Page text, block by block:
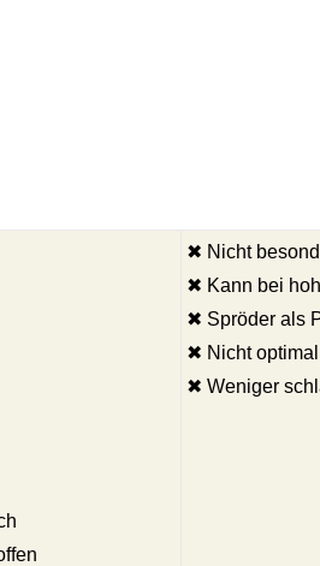
✖ Nicht
✖ Kann bei
✖ Spröder als
✖ Nicht
✖ Weniger